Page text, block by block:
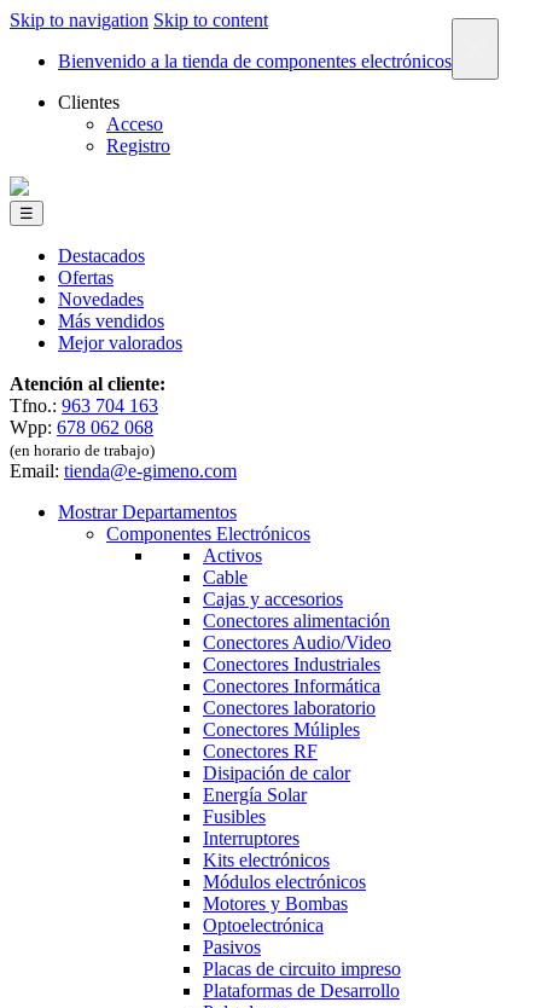
Skip to navigation Skip to content
Bienvenido a la tienda de componentes electrónicos
Clientes
Acceso
Registro
☰
Destacados
Ofertas
Novedades
Más vendidos
Mejor valorados
Atención al cliente:
Tfno.: 963 704 163
Wpp: 678 062 068
(en horario de trabajo)
Email: tienda@e-gimeno.com
Mostrar Departamentos
Componentes Electrónicos
Activos
Cable
Cajas y accesorios
Conectores alimentación
Conectores Audio/Video
Conectores Industriales
Conectores Informática
Conectores laboratorio
Conectores Múliples
Conectores RF
Disipación de calor
Energía Solar
Fusibles
Interruptores
Kits electrónicos
Módulos electrónicos
Motores y Bombas
Optoelectrónica
Pasivos
Placas de circuito impreso
Plataformas de Desarrollo